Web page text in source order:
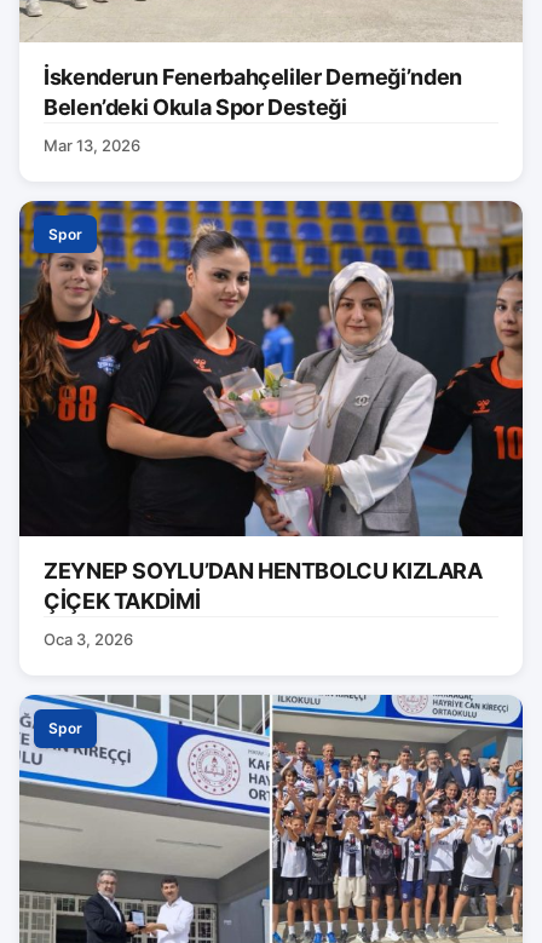
İskenderun Fenerbahçeliler Derneği’nden
Belen’deki Okula Spor Desteği
Mar 13, 2026
Spor
ZEYNEP SOYLU’DAN HENTBOLCU KIZLARA
ÇİÇEK TAKDİMİ
Oca 3, 2026
Spor